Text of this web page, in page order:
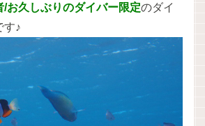
/お久しぶりのダイバー限定のダイ
す♪